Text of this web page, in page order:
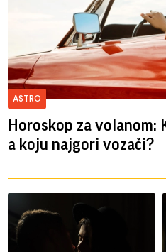
ASTRO
Horoskop za volanom:
a koju najgori vozači?